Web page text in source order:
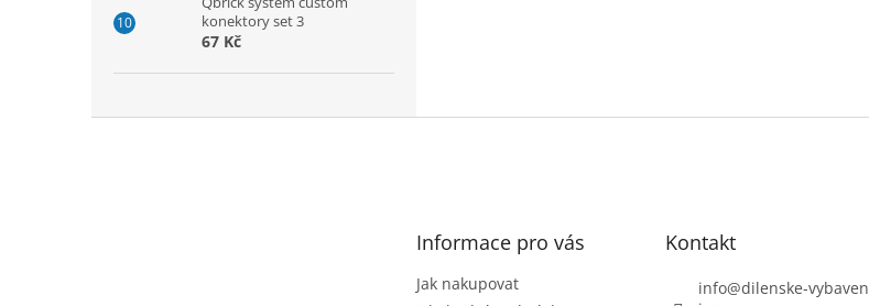
konektory set 3
67 Kč
Informace pro vás
Jak nakupovat
Kontakt
info@dilenske-vybaven